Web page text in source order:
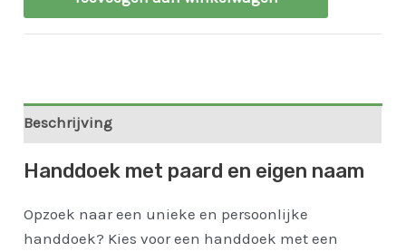
Beschrijving
Handdoek met paard en eigen naam
Opzoek naar een unieke en persoonlijke
handdoek? Kies voor een handdoek met een